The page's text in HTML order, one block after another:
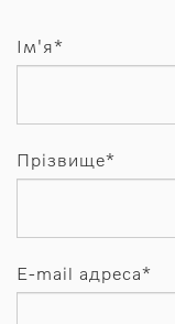
Ім'я*
Прізвище*
E-mail адреса*